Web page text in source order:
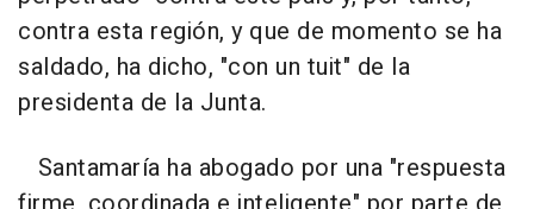
contra esta región, y que de momento se ha
saldado, ha dicho, "con un tuit" de la
presidenta de la Junta.
Santamaría ha abogado por una "respuesta